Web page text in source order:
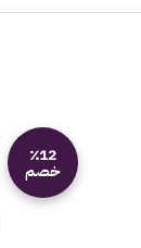
٪12
خصم